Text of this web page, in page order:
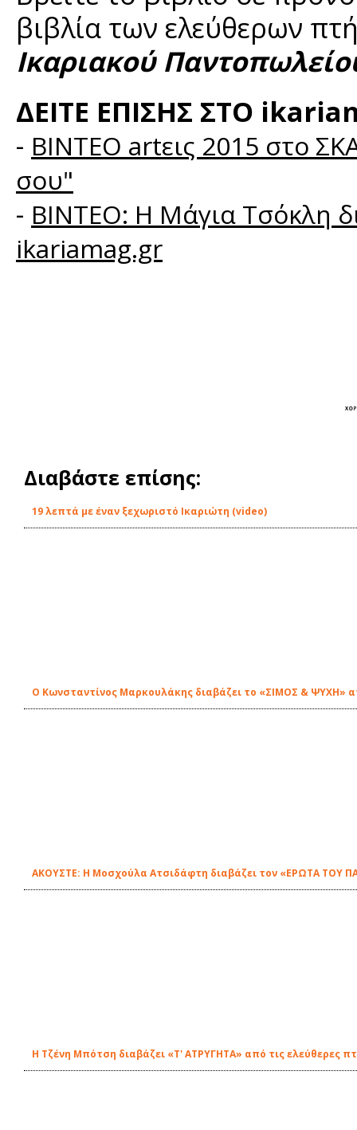
βιβλία των ελεύθερων
Ικαριακού
ΔΕΙΤΕ ΕΠΙΣΗΣ ΣΤΟ
- BINTEO artεις 2015 στο
σου"
- ΒΙΝΤΕΟ: Η Μάγια Τσόκλη
ikariamag.gr
Διαβάστε επίσης:
19 λεπτά με έναν ξεχωριστό Ικαριώτη (video)
Ο Κωνσταντίνος Μαρκουλάκης διαβάζει το «ΣΙΜΟΣ & ΨΥΧΗ»
ΑΚΟΥΣΤΕ: Η Μοσχούλα Ατσιδάφτη διαβάζει τον «ΕΡΩΤΑ ΤΟΥ
Η Τζένη Μπότση διαβάζει «Τ' ΑΤΡΥΓΗΤΑ» από τις ελεύθερες